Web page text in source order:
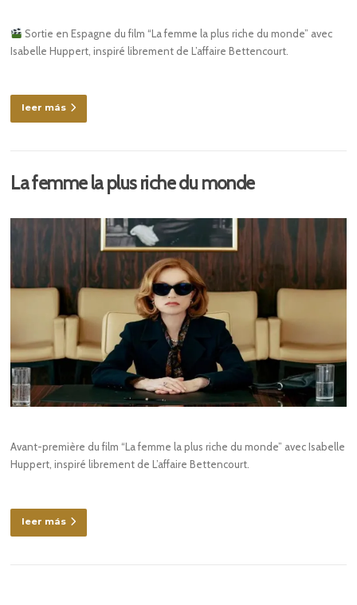
Sortie en Espagne du film “La femme la plus riche du monde” avec
Isabelle Huppert, inspiré librement de L’affaire Bettencourt.
leer más
La femme la plus riche du monde
Avant-première du film “La femme la plus riche du monde” avec Isabelle
Huppert, inspiré librement de L’affaire Bettencourt.
leer más